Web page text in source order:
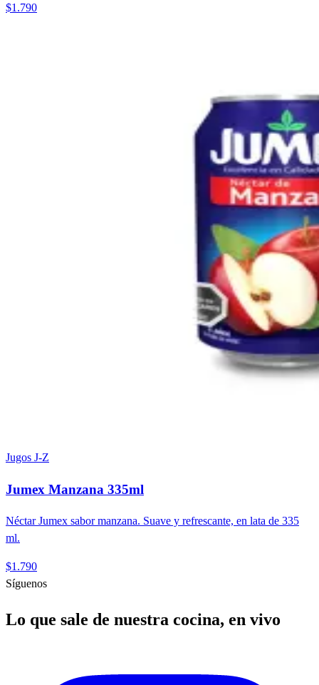
$1.790
Jugos J-Z
Jumex Manzana 335ml
Néctar Jumex sabor manzana. Suave y refrescante, en lata de 335
ml.
$1.790
Síguenos
Lo que sale de nuestra cocina, en vivo